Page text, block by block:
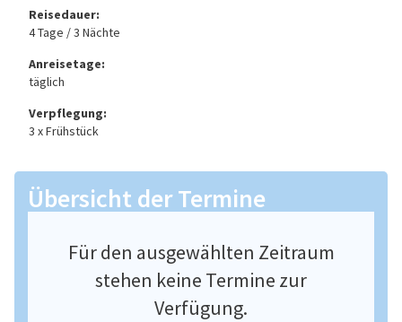
Reisedauer:
4 Tage / 3 Nächte
Anreisetage:
täglich
Verpflegung:
3 x Frühstück
Übersicht der Termine
Für den ausgewählten Zeitraum
stehen keine Termine zur
Verfügung.